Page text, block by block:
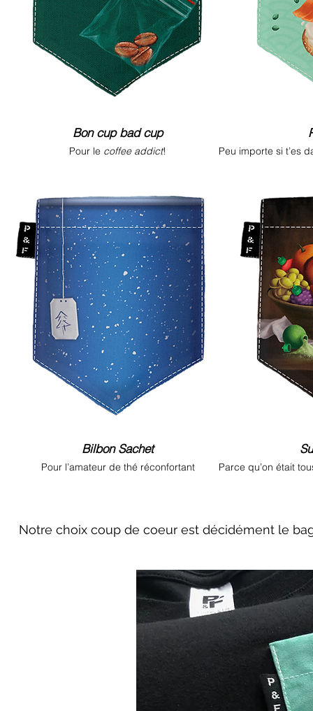
Peu importe si t’es
Bon cup bad cup
Pour le coffee addict!
Bilbon Sachet
Pour l’amateur de thé réconfortant Parce qu’on était
Notre choix coup de coeur est décidément le